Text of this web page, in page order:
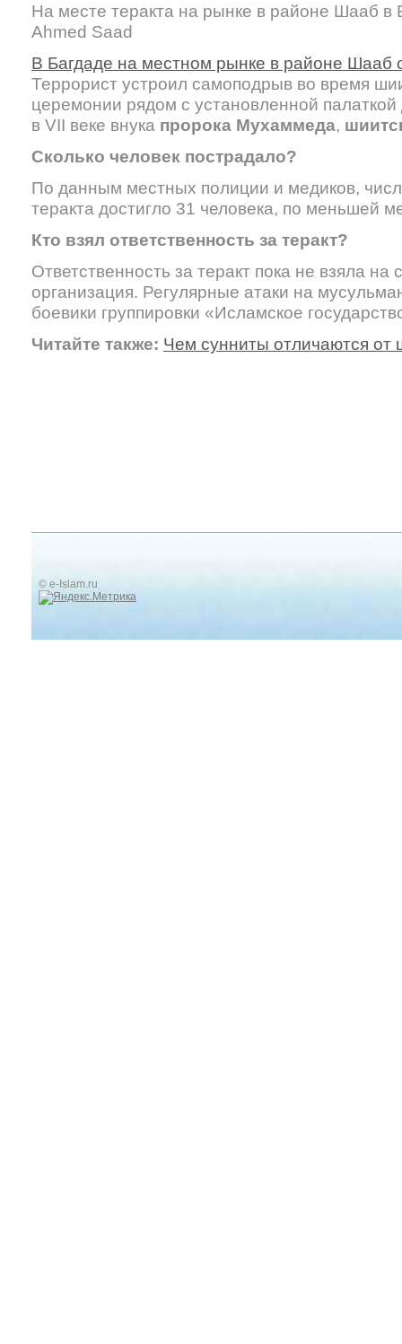
На месте теракта на рынке в районе Шааб в
Ahmed Saad
В Багдаде на местном рынке в районе Шааб
Террорист устроил самоподрыв во время
церемонии рядом с установленной
в VII веке внука пророка Мухаммеда,
Сколько человек пострадало?
По данным местных полиции и медиков,
теракта достигло 31 человека, по меньшей
Кто взял ответственность за теракт?
Ответственность за теракт пока не взяла
организация. Регулярные атаки на
боевики группировки «Исламское
Читайте также: Чем сунниты отличаются от
© e-Islam.ru